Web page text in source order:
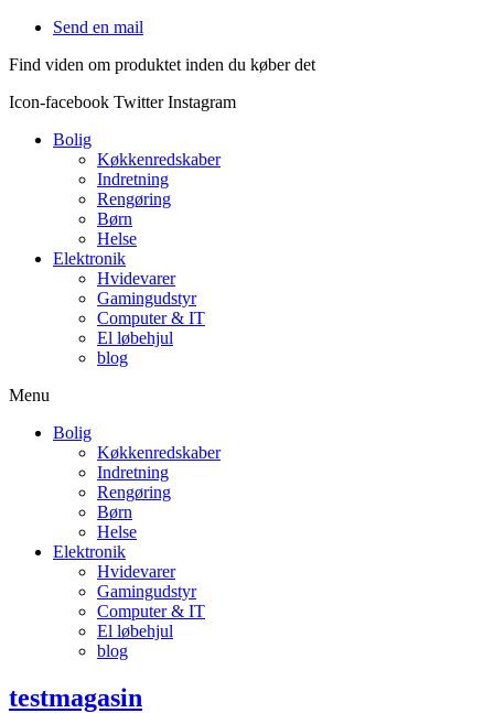
Videre
indhold
Send en mail
Find viden om produktet inden du køber det
Icon-facebook Twitter Instagram
Bolig
Køkkenredskaber
Indretning
Rengøring
Børn
Helse
Elektronik
Hvidevarer
Gamingudstyr
Computer & IT
El løbehjul
blog
Menu
Bolig
Køkkenredskaber
Indretning
Rengøring
Børn
Helse
Elektronik
Hvidevarer
Gamingudstyr
Computer & IT
El løbehjul
blog
testmagasin